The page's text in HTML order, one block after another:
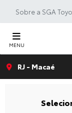
Sobre a SGA
MENU
RJ - Macaé